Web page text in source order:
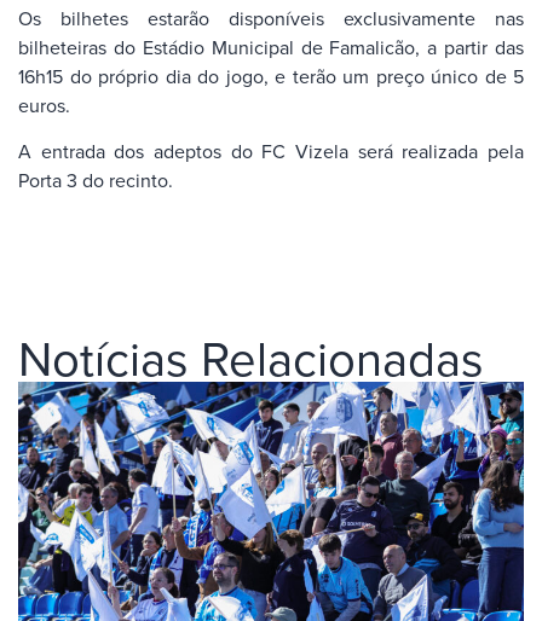
Os bilhetes estarão disponíveis exclusivamente nas
bilheteiras do Estádio Municipal de Famalicão, a partir das
16h15 do próprio dia do jogo, e terão um preço único de 5
euros.
A entrada dos adeptos do FC Vizela será realizada pela
Porta 3 do recinto.
Notícias Relacionadas